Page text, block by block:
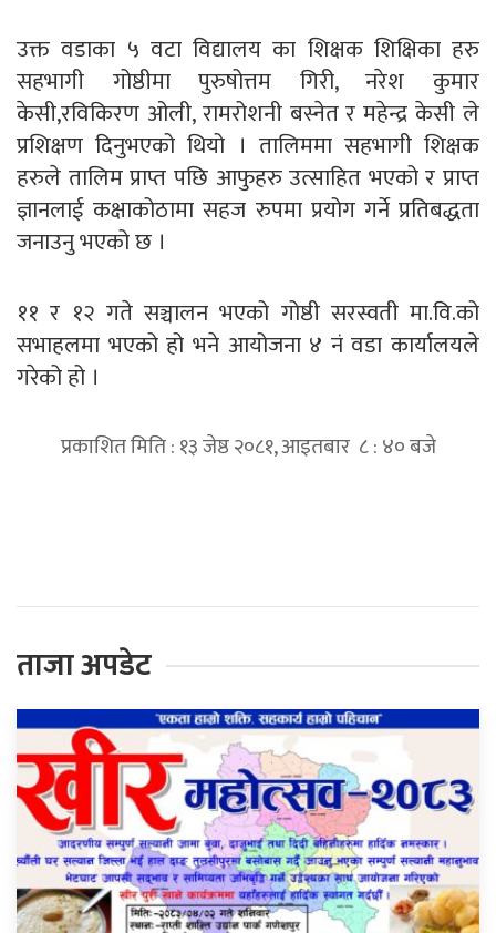
उक्त वडाका ५ वटा विद्यालय का शिक्षक शिक्षिका हरु
सहभागी गोष्ठीमा पुरुषोत्तम गिरी, नरेश कुमार
केसी,रविकिरण ओली, रामरोशनी बस्नेत र महेन्द्र केसी ले
प्रशिक्षण दिनुभएको थियो । तालिममा सहभागी शिक्षक
हरुले तालिम प्राप्त पछि आफुहरु उत्साहित भएको र प्राप्त
ज्ञानलाई कक्षाकोठामा सहज रुपमा प्रयोग गर्ने प्रतिबद्धता
जनाउनु भएको छ ।
११ र १२ गते सञ्चालन भएको गोष्ठी सरस्वती मा.वि.को
सभाहलमा भएको हो भने आयोजना ४ नं वडा कार्यालयले
गरेको हो ।
प्रकाशित मिति : १३ जेष्ठ २०८१, आइतबार ८ : ४० बजे
ताजा अपडेट